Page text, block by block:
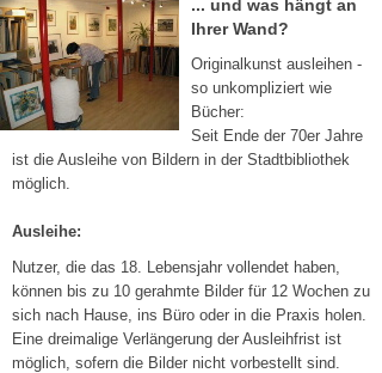
... und was hängt an
Ihrer Wand?
Originalkunst ausleihen -
so unkompliziert wie
Bücher:
Seit Ende der 70er Jahre
ist die Ausleihe von Bildern in der Stadtbibliothek
möglich.
Ausleihe:
Nutzer, die das 18. Lebensjahr vollendet haben,
können bis zu 10 gerahmte Bilder für 12 Wochen zu
sich nach Hause, ins Büro oder in die Praxis holen.
Eine dreimalige Verlängerung der Ausleihfrist ist
möglich, sofern die Bilder nicht vorbestellt sind.